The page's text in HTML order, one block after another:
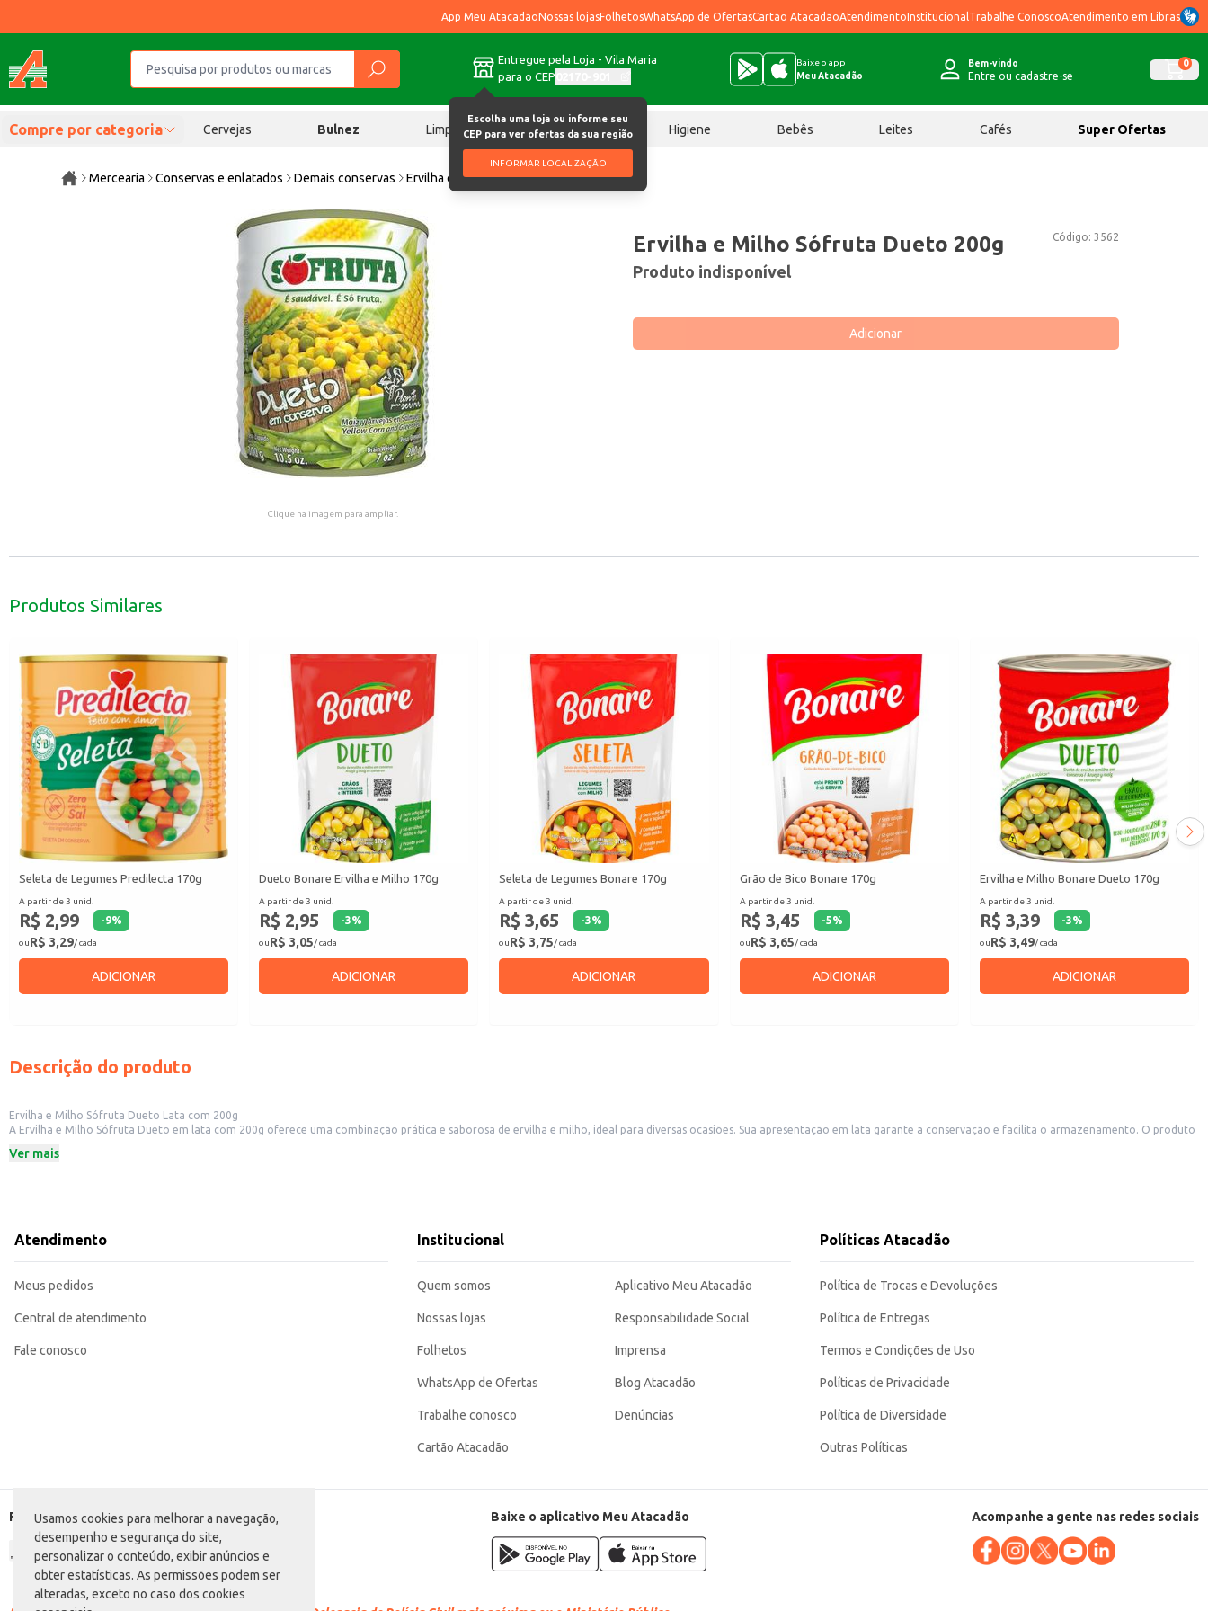
Usamos cookies para melhorar a navegação,
desempenho e segurança do site,
personalizar o conteúdo, exibir anúncios e
obter estatísticas. As permissões podem ser
alteradas, exceto no caso dos cookies
App Meu AtacadãoNossas lojasFolhetosWhatsApp de OfertasCartão AtacadãoAtendimentoInstitucional Trabalhe ConoscoAtendimento em Libras
Entregue pela Loja - Vila Maria
para o CEP
Escolha uma loja ou informe seu
CEP para ver ofertas da sua região
INFORMAR LOCALIZAÇÃO
Baixe o app
Meu Atacadão
Bem-vindo
Entre ou cadastre-se
0
Compre por categoria Cervejas Bulnez Limpeza Chocolates Higiene Bebês Leites Cafés Super Ofertas
Mercearia Conservas e enlatados Demais conservas Ervilha e Milho Sófruta Dueto 200g
Clique na imagem para ampliar.
Código: 3562
Ervilha e Milho Sófruta Dueto 200g
Produto indisponível
Adicionar
Produtos Similares
Seleta de Legumes Predilecta 170g
A partir de 3 unid.
R$ 2,99 -9%
ouR$ 3,29/ cada
ADICIONAR
Dueto Bonare Ervilha e Milho 170g
A partir de 3 unid.
R$ 2,95 -3%
ouR$ 3,05/ cada
ADICIONAR
Seleta de Legumes Bonare 170g
A partir de 3 unid.
R$ 3,65 -3%
ouR$ 3,75/ cada
ADICIONAR
Grão de Bico Bonare 170g
A partir de 3 unid.
R$ 3,45 -5%
ouR$ 3,65/ cada
ADICIONAR
Ervilha e Milho Bonare Dueto 170g
A partir de 3 unid.
R$ 3,39 -3%
ouR$ 3,49/ cada
ADICIONAR
Descrição do produto
Ervilha e Milho Sófruta Dueto Lata com 200g
A Ervilha e Milho Sófruta Dueto em lata com 200g oferece uma combinação prática e saborosa de ervilha e milho, ideal para diversas ocasiões. Sua apresentação em lata garante a conservação e facilita o armazenamento. O produto
Dicas de uso:
A Ervilha e Milho Sófruta Dueto proporciona praticidade e sabor, sendo uma escolha eficiente para consumidores e comerciantes que buscam qualidade e conveniência. Sua embalagem de 200g é ideal para porções individuais ou para
uso em preparações menores.
Departamento: Mercearia
Conteúdo: 200g
Ver mais
Atendimento
Meus pedidos
Central de atendimento
Fale conosco
Institucional
Quem somos
Nossas lojas
Folhetos
WhatsApp de Ofertas
Trabalhe conosco
Cartão Atacadão
Aplicativo Meu Atacadão
Responsabilidade Social
Imprensa
Blog Atacadão
Denúncias
Políticas Atacadão
Política de Trocas e Devoluções
Política de Entregas
Termos e Condições de Uso
Políticas de Privacidade
Política de Diversidade
Outras Políticas
Formas de pagamento Baixe o aplicativo Meu Atacadão Acompanhe a gente nas redes sociais